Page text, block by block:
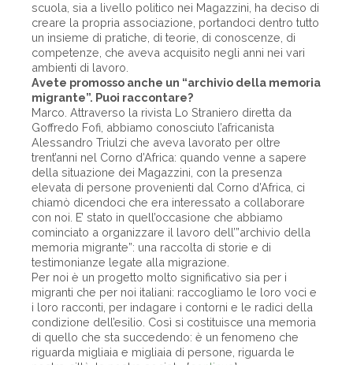
scuola, sia a livello politico nei Magazzini, ha deciso di
creare la propria associazione, portandoci dentro tutto
un insieme di pratiche, di teorie, di conoscenze, di
competenze, che aveva acquisito negli anni nei vari
ambienti di lavoro.
Avete promosso anche un “archivio della memoria
migrante”. Puoi raccontare?
Marco. Attraverso la rivista Lo Straniero diretta da
Goffredo Fofi, abbiamo conosciuto l’africanista
Alessandro Triulzi che aveva lavorato per oltre
trent’anni nel Corno d’Africa: quando venne a sapere
della situazione dei Magazzini, con la presenza
elevata di persone provenienti dal Corno d’Africa, ci
chiamò dicendoci che era interessato a collaborare
con noi. E’ stato in quell’occasione che abbiamo
cominciato a organizzare il lavoro dell’”archivio della
memoria migrante”: una raccolta di storie e di
testimonianze legate alla migrazione.
Per noi è un progetto molto significativo sia per i
migranti che per noi italiani: raccogliamo le loro voci e
i loro racconti, per indagare i contorni e le radici della
condizione dell’esilio. Così si costituisce una memoria
di quello che sta succedendo: è un fenomeno che
riguarda migliaia e migliaia di persone, riguarda le